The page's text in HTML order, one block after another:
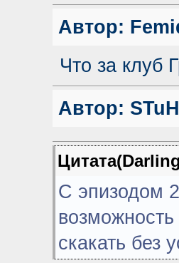
Автор:
Что за клуб
Автор:
С эпизодом
скакать без